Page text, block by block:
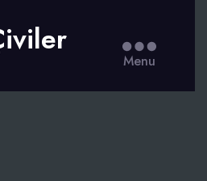
Menu